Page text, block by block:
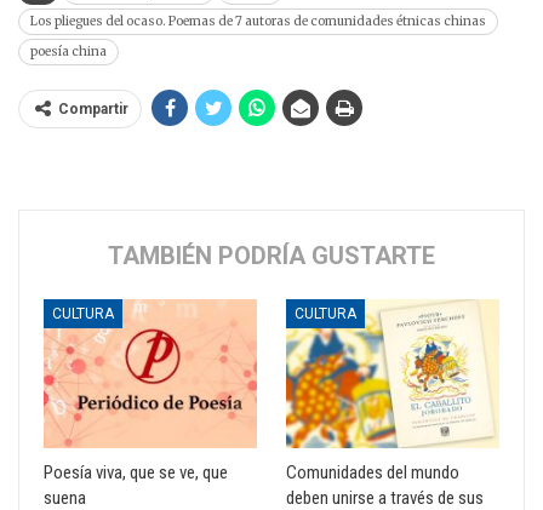
Los pliegues del ocaso. Poemas de 7 autoras de comunidades étnicas chinas
poesía china
Compartir
TAMBIÉN PODRÍA GUSTARTE
CULTURA
Poesía viva, que se ve, que
suena
CULTURA
Comunidades del mundo
deben unirse a través de sus